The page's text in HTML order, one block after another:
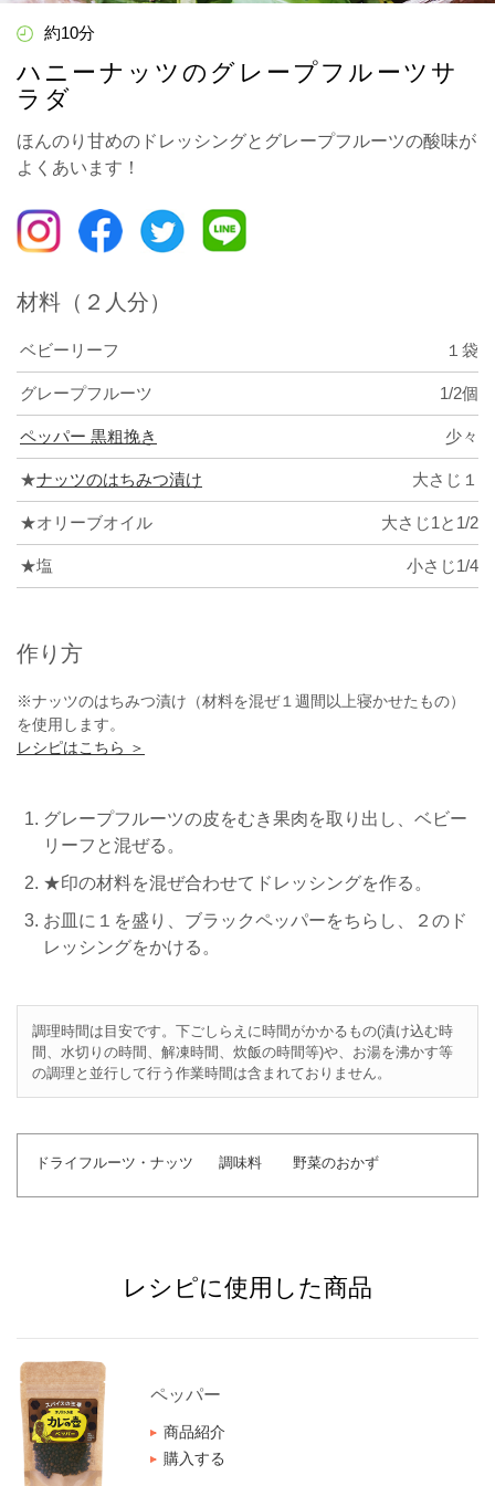
約10分
ハニーナッツのグレープフルーツサ
ラダ
ほんのり甘めのドレッシングとグレープフルーツの酸味が
よくあいます！
材料（２人分）
ベビーリーフ １袋
グレープフルーツ 1/2個
ペッパー 黒粗挽き 少々
★ナッツのはちみつ漬け 大さじ１
★オリーブオイル 大さじ1と1/2
★塩 小さじ1/4
作り方
※ナッツのはちみつ漬け（材料を混ぜ１週間以上寝かせたもの）
を使用します。
レシピはこちら ＞
グレープフルーツの皮をむき果肉を取り出し、ベビー
リーフと混ぜる。
★印の材料を混ぜ合わせてドレッシングを作る。
お皿に１を盛り、ブラックペッパーをちらし、２のド
レッシングをかける。
調理時間は目安です。下ごしらえに時間がかかるもの(漬け込む時
間、水切りの時間、解凍時間、炊飯の時間等)や、お湯を沸かす等
の調理と並行して行う作業時間は含まれておりません。
ドライフルーツ・ナッツ 調味料 野菜のおかず
レシピに使用した商品
ペッパー
商品紹介
購入する